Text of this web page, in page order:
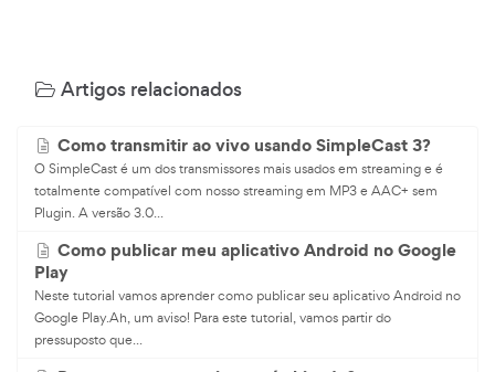
Artigos relacionados
Como transmitir ao vivo usando SimpleCast 3?
O SimpleCast é um dos transmissores mais usados em streaming e é
totalmente compatível com nosso streaming em MP3 e AAC+ sem
Plugin. A versão 3.0...
Como publicar meu aplicativo Android no Google
Play
Neste tutorial vamos aprender como publicar seu aplicativo Android no
Google Play.Ah, um aviso! Para este tutorial, vamos partir do
pressuposto que...